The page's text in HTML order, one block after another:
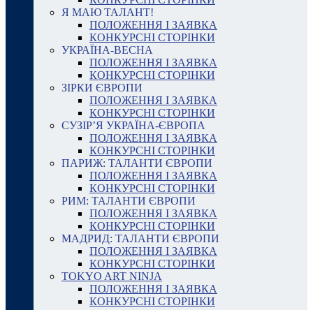
Я МАЮ ТАЛАНТ!
ПОЛОЖЕННЯ І ЗАЯВКА
КОНКУРСНІ СТОРІНКИ
УКРАЇНА-ВЕСНА
ПОЛОЖЕННЯ І ЗАЯВКА
КОНКУРСНІ СТОРІНКИ
ЗІРКИ ЄВРОПИ
ПОЛОЖЕННЯ І ЗАЯВКА
КОНКУРСНІ СТОРІНКИ
СУЗІР’Я УКРАЇНА-ЄВРОПА
ПОЛОЖЕННЯ І ЗАЯВКА
КОНКУРСНІ СТОРІНКИ
ПАРИЖ: ТАЛАНТИ ЄВРОПИ
ПОЛОЖЕННЯ І ЗАЯВКА
КОНКУРСНІ СТОРІНКИ
РИМ: ТАЛАНТИ ЄВРОПИ
ПОЛОЖЕННЯ І ЗАЯВКА
КОНКУРСНІ СТОРІНКИ
МАДРИД: ТАЛАНТИ ЄВРОПИ
ПОЛОЖЕННЯ І ЗАЯВКА
КОНКУРСНІ СТОРІНКИ
TOKYO ART NINJA
ПОЛОЖЕННЯ І ЗАЯВКА
КОНКУРСНІ СТОРІНКИ